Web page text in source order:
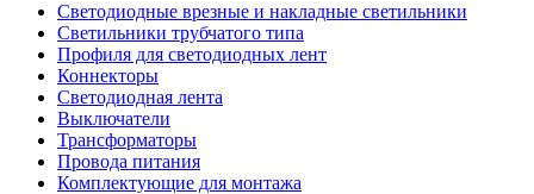
Светодиодные врезные и накладные светильники
Светильники трубчатого типа
Профиля для светодиодных лент
Коннекторы
Светодиодная лента
Выключатели
Трансформаторы
Провода питания
Комплектующие для монтажа